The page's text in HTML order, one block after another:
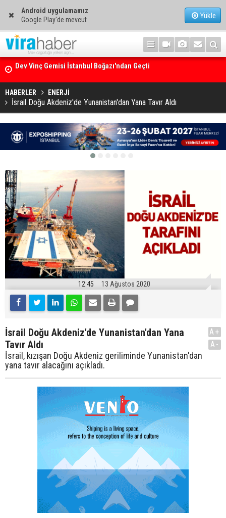
Android uygulamamız
Google Play'de mevcut
Yükle
Ege Denizi’nin En Büyük Mercan Ormanı
HABERLER ENERJİ
İsrail Doğu Akdeniz'de Yunanistan'dan Yana Tavır Aldı
12:45 13 Ağustos 2020
İsrail Doğu Akdeniz'de Yunanistan'dan Yana
Tavır Aldı
İsrail, kızışan Doğu Akdeniz geriliminde Yunanistan'dan
yana tavır alacağını açıkladı.
A+
A-